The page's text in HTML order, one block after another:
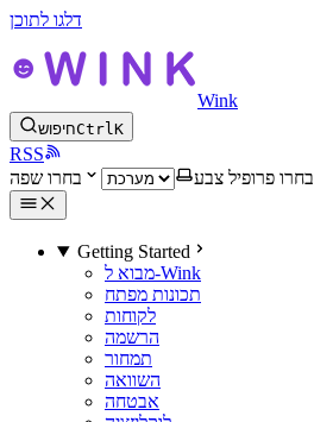
דלגו לתוכן
Wink
חיפושCtrlK
RSS
בחרו פרופיל צבע
בחרו שפה
Getting Started
מבוא ל-Wink
תכונות מפתח
לקוחות
הרשמה
תמחור
השוואה
אבטחה